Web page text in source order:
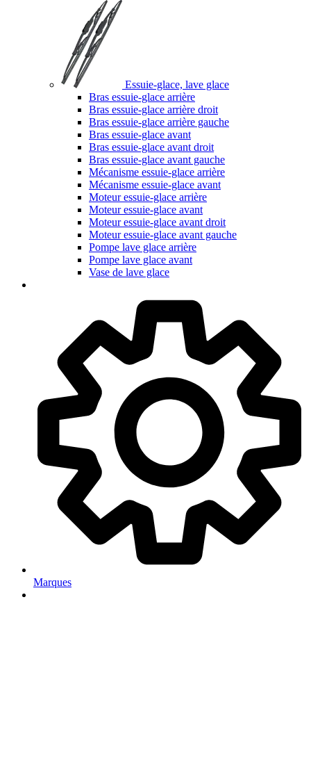
Essuie-glace, lave glace
Bras essuie-glace arrière
Bras essuie-glace arrière droit
Bras essuie-glace arrière gauche
Bras essuie-glace avant
Bras essuie-glace avant droit
Bras essuie-glace avant gauche
Mécanisme essuie-glace arrière
Mécanisme essuie-glace avant
Moteur essuie-glace arrière
Moteur essuie-glace avant
Moteur essuie-glace avant droit
Moteur essuie-glace avant gauche
Pompe lave glace arrière
Pompe lave glace avant
Vase de lave glace
Marques